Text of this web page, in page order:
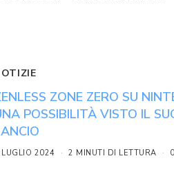
ZONE ZERO SU
POSSIBILITÀ VISTO IL
2024 2 MINUTI DI LETTURA